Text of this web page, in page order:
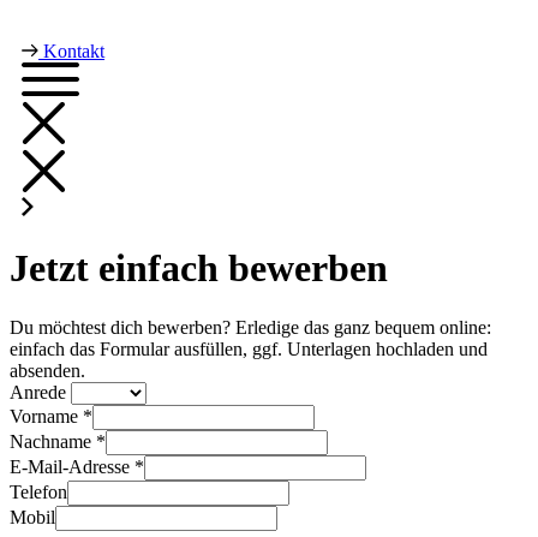
Kontakt
Jetzt einfach bewerben
Du möchtest dich bewerben? Erledige das ganz bequem online:
einfach das Formular ausfüllen, ggf. Unterlagen hochladen und
absenden.
Anrede
Vorname *
Nachname *
E-Mail-Adresse *
Telefon
Mobil